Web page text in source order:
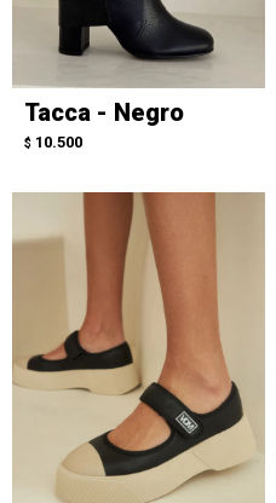
Tacca - Negro
$ 10.500